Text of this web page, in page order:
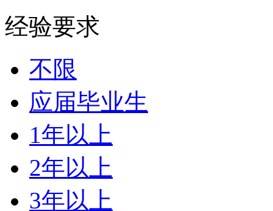
经验要求
不限
应届毕业生
1年以上
2年以上
3年以上